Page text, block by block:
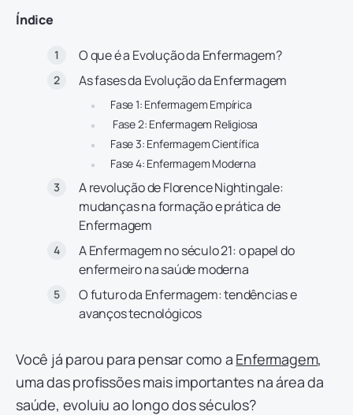
Índice
O que é a Evolução da Enfermagem?
As fases da Evolução da Enfermagem
Fase 1: Enfermagem Empírica
Fase 2: Enfermagem Religiosa
Fase 3: Enfermagem Científica
Fase 4: Enfermagem Moderna
A revolução de Florence Nightingale:
mudanças na formação e prática de
Enfermagem
A Enfermagem no século 21: o papel do
enfermeiro na saúde moderna
O futuro da Enfermagem: tendências e
avanços tecnológicos
Você já parou para pensar como a Enfermagem,
uma das profissões mais importantes na área da
saúde, evoluiu ao longo dos séculos?